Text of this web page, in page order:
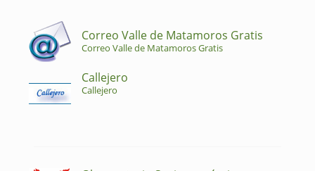
Correo Valle de Matamoros Gratis
Correo Valle de Matamoros Gratis
Callejero
Callejero